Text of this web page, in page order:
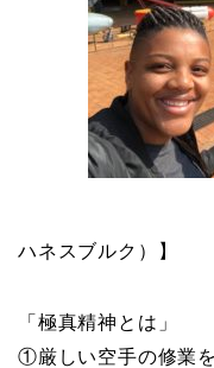
【2019年9
ハネスブルク）】
「 極真精神とは 」
①厳しい空手の修業